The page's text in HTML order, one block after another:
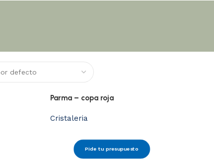
Parma – copa roja
Cristaleria
Pide tu presupuesto